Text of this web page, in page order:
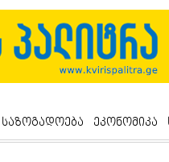
საზოგადოება ეკონომიკა